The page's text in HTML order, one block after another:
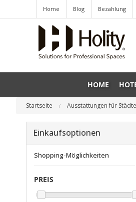
Home Blog Bezahlung
HOME
Startseite Ausstattungen für
Einkaufsoptionen
Shopping-Möglichkeiten
PREIS